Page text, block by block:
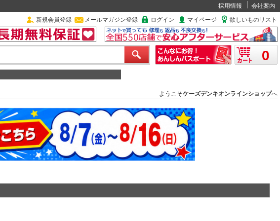
採用情報
会社案内
新規会員登録 メールマガジン登録 ログイン マイページ 欲しいものリスト
0
ようこそケーズデンキオンラインショップへ